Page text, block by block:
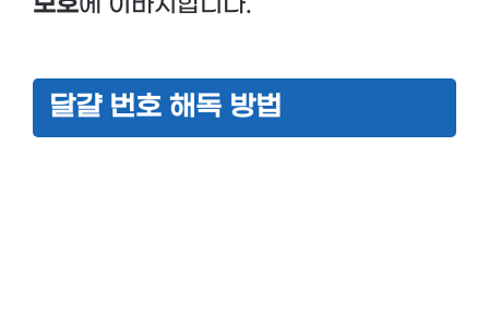
달걀 번호 해독 방법